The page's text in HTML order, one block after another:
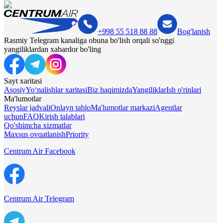
+998 55 518 88 88
Bog'lanish
Rasmiy Telegram kanaliga obuna bo'lish orqali so'nggi
yangiliklardan xabardor bo'ling
Sayt xaritasi
AsosiyYo‘nalishlar xaritasiBiz haqimizdaYangiliklarIsh o'rinlari
Ma'lumotlar
Reyslar jadvaliOnlayn tabloMa'lumotlar markaziAgentlar
uchunFAQKirish talablari
Qo'shimcha xizmatlar
Maxsus ovqatlanishPriority
Centrum Air Facebook
Centrum Air Telegram